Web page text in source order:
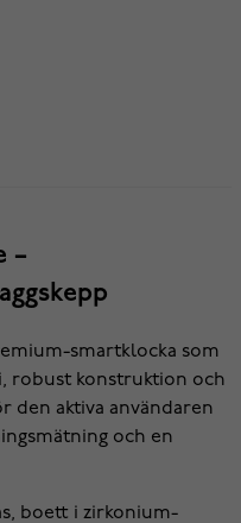
–
smartklocka som
robust konstruktion och
den aktiva användaren
och en
boett i zirkonium-